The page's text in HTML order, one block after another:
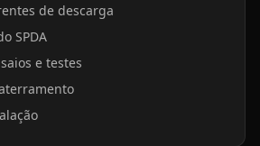
de descarga
SPDA
e testes